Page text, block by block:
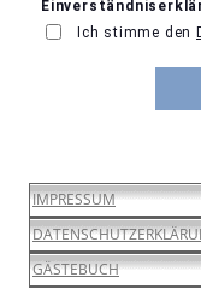
IMPRESSUM
GÄSTEBUCH